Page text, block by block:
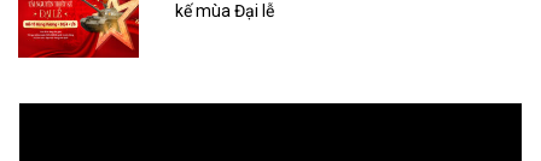
kế mùa Đại lễ